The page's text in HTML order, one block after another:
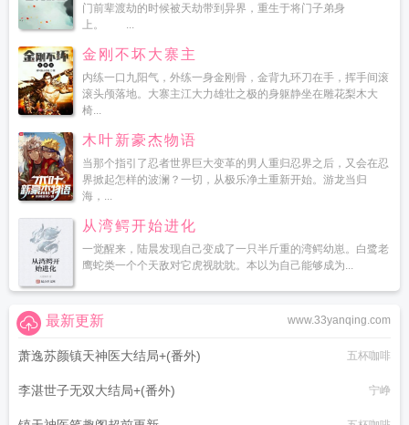
门前辈渡劫的时候被天劫带到异界，重生于将门子弟身
上。 ...
金刚不坏大寨主
内练一口九阳气，外练一身金刚骨，金背九环刀在手，挥手间滚
滚头颅落地。大寨主江大力雄壮之极的身躯静坐在雕花梨木大
椅...
木叶新豪杰物语
当那个指引了忍者世界巨大变革的男人重归忍界之后，又会在忍
界掀起怎样的波澜？一切，从极乐净土重新开始。游龙当归
海，...
从湾鳄开始进化
一觉醒来，陆晨发现自己变成了一只半斤重的湾鳄幼崽。白鹭老
鹰蛇类一个个天敌对它虎视眈眈。本以为自己能够成为...
www.33yanqing.com
最新更新
萧逸苏颜镇天神医大结局+(番外) 五杯咖啡
李湛世子无双大结局+(番外) 宁峥